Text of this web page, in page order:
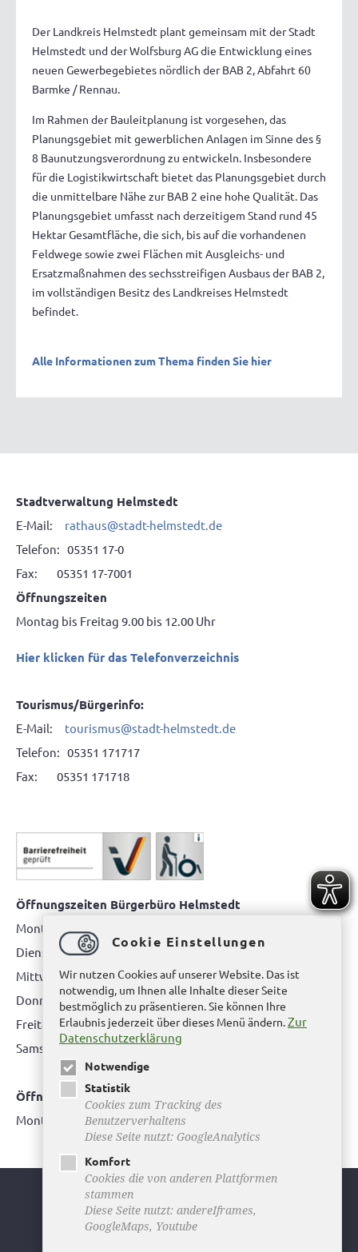
Der Landkreis Helmstedt plant gemeinsam mit der Stadt
Helmstedt und der Wolfsburg AG die Entwicklung eines
neuen Gewerbegebietes nördlich der BAB 2, Abfahrt 60
Barmke / Rennau.
Im Rahmen der Bauleitplanung ist vorgesehen, das
Planungsgebiet mit gewerblichen Anlagen im Sinne des §
8 Baunutzungsverordnung zu entwickeln. Insbesondere
für die Logistikwirtschaft bietet das Planungsgebiet durch
die unmittelbare Nähe zur BAB 2 eine hohe Qualität. Das
Planungsgebiet umfasst nach derzeitigem Stand rund 45
Hektar Gesamtfläche, die sich, bis auf die vorhandenen
Feldwege sowie zwei Flächen mit Ausgleichs- und
Ersatzmaßnahmen des sechsstreifigen Ausbaus der BAB 2,
im vollständigen Besitz des Landkreises Helmstedt
befindet.
Alle Informationen zum Thema finden Sie hier
Stadtverwaltung Helmstedt
E-Mail: rathaus@stadt-helmstedt.de
Telefon: 05351 17-0
Fax: 05351 17-7001
Öffnungszeiten
Montag bis Freitag 9.00 bis 12.00 Uhr
Hier klicken für das Telefonverzeichnis
Tourismus/Bürgerinfo:
E-Mail: tourismus@stadt-helmstedt.de
Telefon: 05351 171717
Fax: 05351 171718
Öffnungszeiten Bürgerbüro Helmstedt
Montag: 08.00 bis 12.00 Uhr
Dienstag: 08.00 bis 12.00 Uhr & 15.00 Uhr bis 17.00 Uhr
Mittwoch: nur nach Terminvereinbarung
Donnerstag: 08.00 bis 12.00 Uhr & 14.00 Uhr bis 16.00 Uhr
Freitag: nur nach Terminvereinbarung
Samstag:bitte hier klicken
Öffnungszeiten Bürgerbüro Büddenstedt
Montag: 14:00 bis 16:00 Uhr
Youtube
Facebook
Cookie Einstellungen
Wir nutzen Cookies auf unserer Website. Das ist
notwendig, um Ihnen alle Inhalte dieser Seite
bestmöglich zu präsentieren. Sie können Ihre
Erlaubnis jederzeit über dieses Menü ändern.Zur
Datenschutzerklärung
Notwendige
Statistik
Cookies zum Tracking des
Benutzerverhaltens
Diese Seite nutzt: GoogleAnalytics
Komfort
Cookies die von anderen Plattformen
stammen
Diese Seite nutzt: andereIframes,
GoogleMaps, Youtube